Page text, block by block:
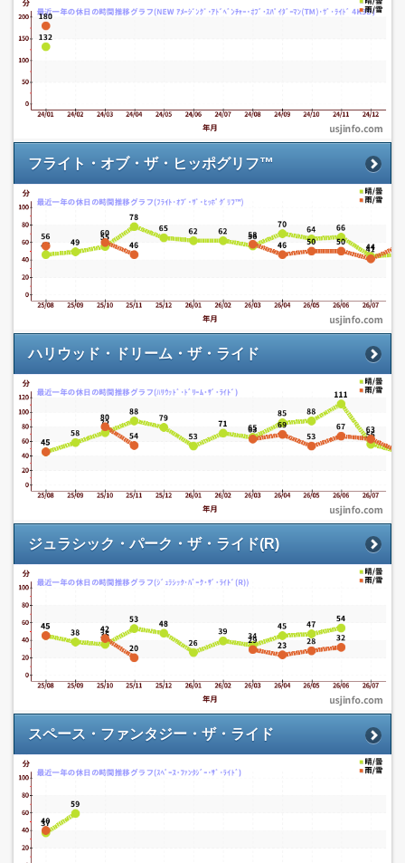
フライト・オブ・ザ・ヒッポグリフ™
ハリウッド・ドリーム・ザ・ライド
ジュラシック・パーク・ザ・ライド(R)
スペース・ファンタジー・ザ・ライド